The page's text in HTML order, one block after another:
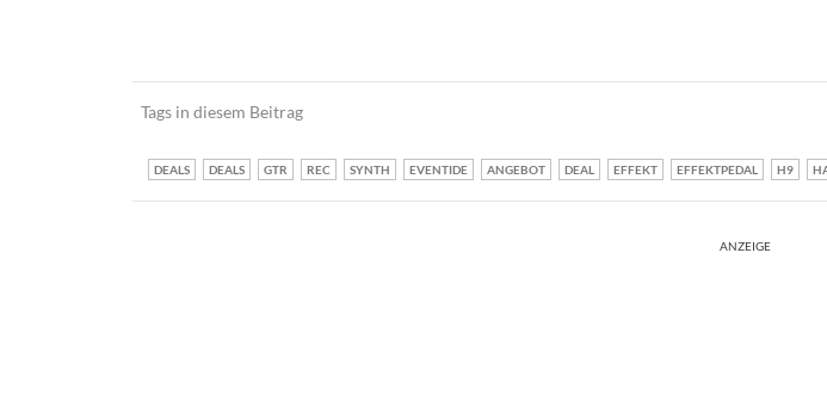
Tags in diesem Beitrag
DEALS DEALS GTR REC SYNTH EVENTIDE ANGEBOT DEAL EFFEKT EFFEKTPEDAL H9
ANZEIGE